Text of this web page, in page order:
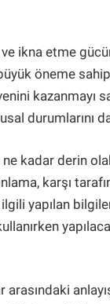
ikna etme
öneme
kazanmayı
durumlarını
kadar derin
karşı
yapılan